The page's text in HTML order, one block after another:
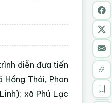
diễn đưa tiến
Thái, Phan
xã Phú Lạc